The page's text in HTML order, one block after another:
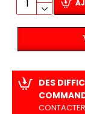
DES